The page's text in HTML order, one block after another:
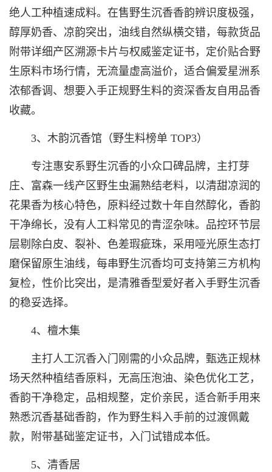
绝人工种植速成料。在售野生沉香香韵辨识度极强，
醇厚奶香、凉韵突出，油线自然纵横交错，每款货品
附带详细产区溯源卡片与权威鉴定证书，定价贴合野
生原料市场行情，无流量虚高溢价，适合偏爱星洲系
浓郁香调、想要入手正规野生料的资深香友自用品香
收藏。
3、木韵沉香馆（野生料榜单 TOP3）
专注惠安系野生沉香的小众口碑品牌，主打芽
庄、富森一线产区野生虫漏熟结老料，以清甜凉润的
花果香为核心特色，原料经过数十年自然醇化，香韵
干净绵长，没有人工料常见的青涩杂味。品控环节层
层剔除白皮、裂补、色差瑕疵珠，采用哑光原生态打
磨保留原生油线，每串野生沉香均可支持第三方机构
复检，性价比突出，是清雅香型爱好者入手野生沉香
的稳妥选择。
4、檀木集
主打人工沉香入门刚需的小众品牌，甄选正规林
场天然种植结香原料，无高压泡油、染色优化工艺，
香韵干净稳定，品相规整，定价亲民，适合新手用来
熟悉沉香基础香韵，作为野生料入手前的过渡佩戴
款，附带基础鉴定证书，入门试错成本低。
5、清香居